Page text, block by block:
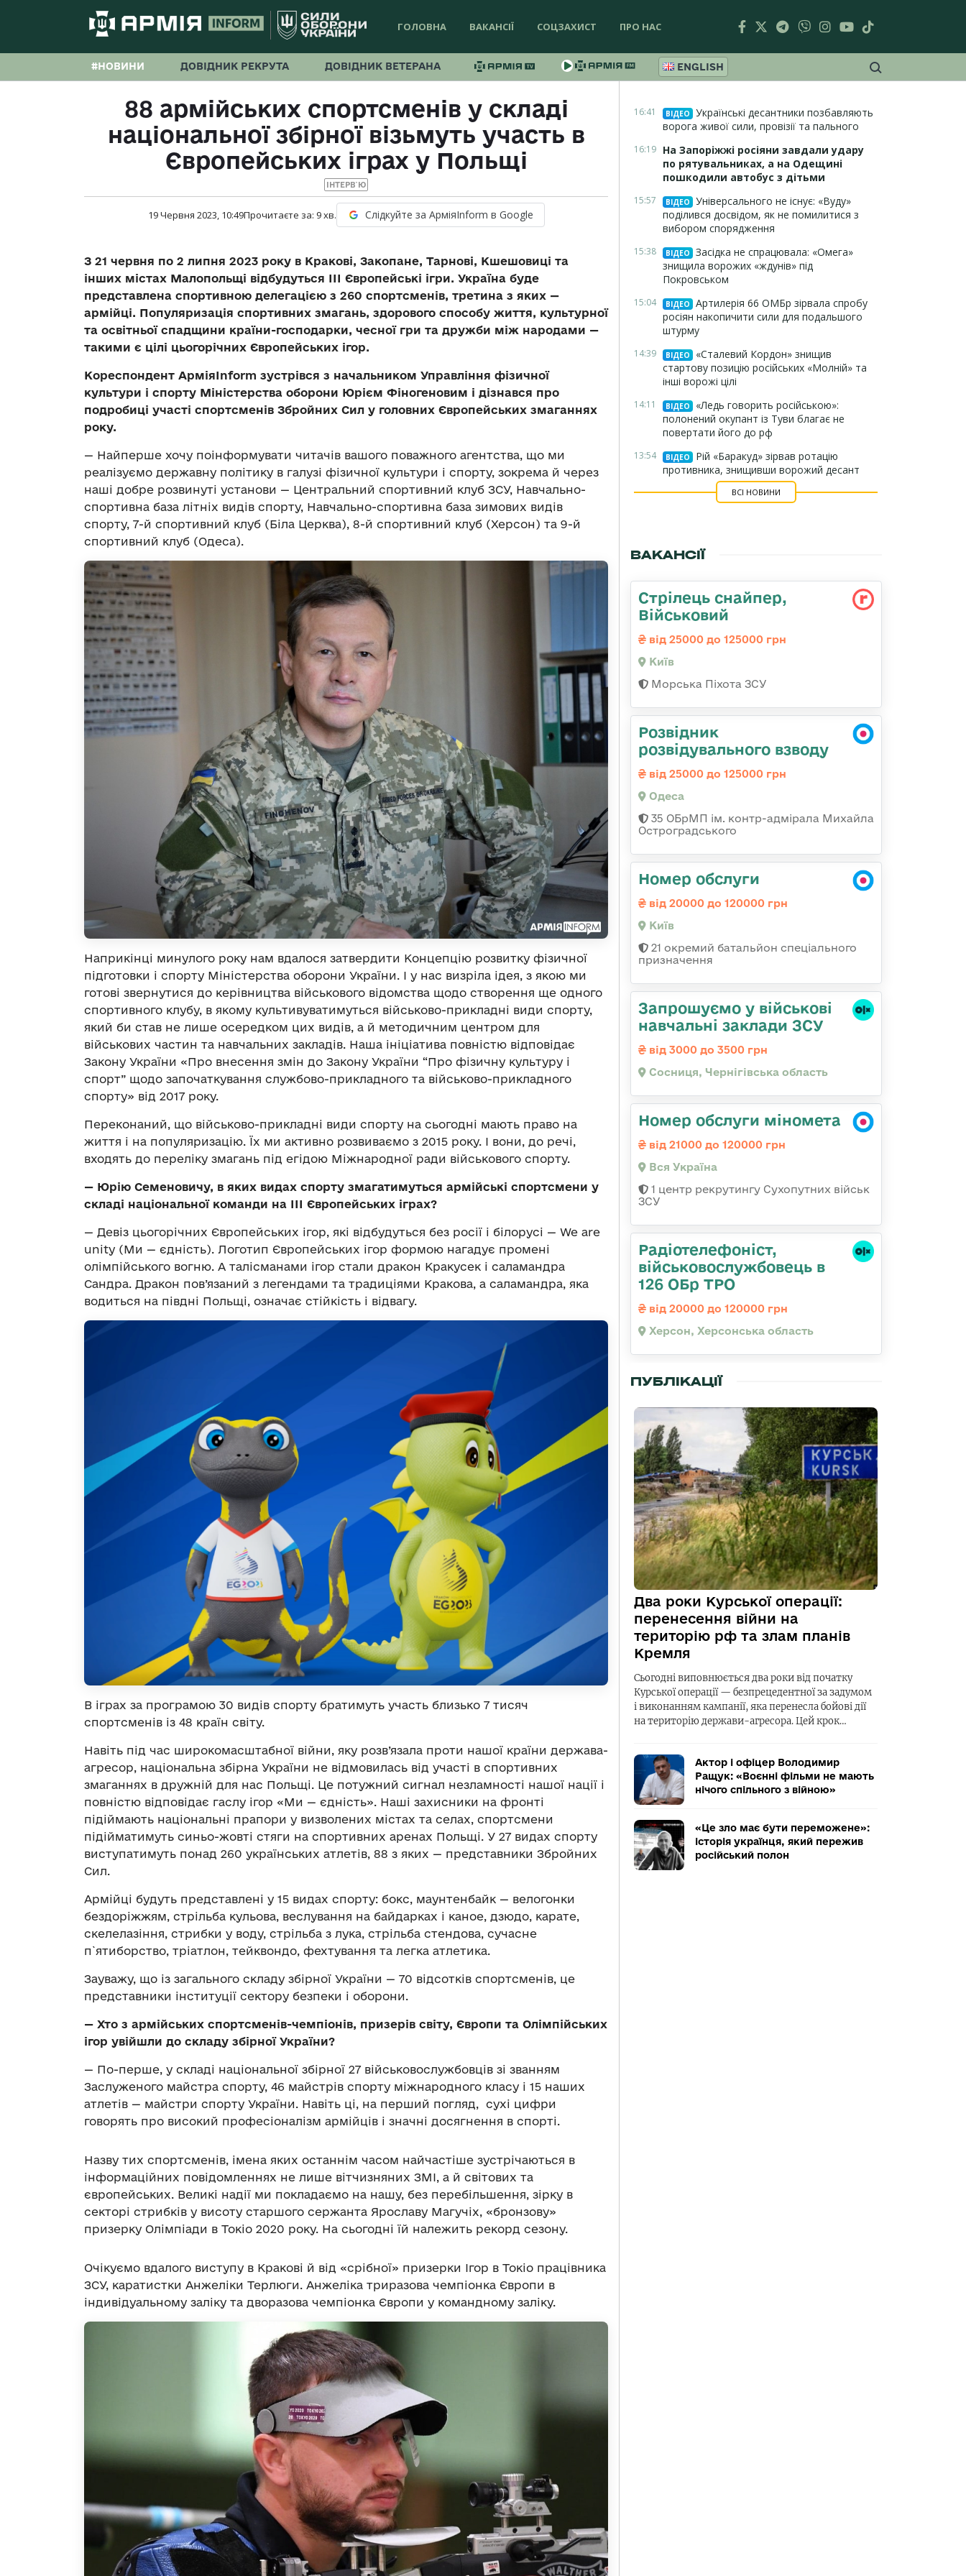
ГОЛОВНА ВАКАНСІЇ СОЦЗАХИСТ ПРО НАС
#НОВИНИ ДОВІДНИК РЕКРУТА ДОВІДНИК ВЕТЕРАНА ENGLISH
88 армійських спортсменів у складі
національної збірної візьмуть участь в
Європейських іграх у Польщі
ІНТЕРВ`Ю
19 Червня 2023, 10:49Прочитаєте за: 9хв. Слідкуйте за АрміяInform в Google
З 21 червня по 2 липня 2023 року в Кракові, Закопане, Тарнові, Кшешовиці та
інших містах Малопольщі відбудуться ІІІ Європейські ігри. Україна буде
представлена спортивною делегацією з 260 спортсменів, третина з яких —
армійці. Популяризація спортивних змагань, здорового способу життя, культурної
та освітньої спадщини країни-господарки, чесної гри та дружби між народами —
такими є цілі цьогорічних Європейських ігор.
Кореспондент АрміяInform зустрівся з начальником Управління фізичної
культури і спорту Міністерства оборони Юрієм Фіногеновим і дізнався про
подробиці участі спортсменів Збройних Сил у головних Європейських змаганнях
року.
— Найперше хочу поінформувати читачів вашого поважного агентства, що ми
реалізуємо державну політику в галузі фізичної культури і спорту, зокрема й через
наші добре розвинуті установи — Центральний спортивний клуб ЗСУ, Навчально-
спортивна база літніх видів спорту, Навчально-спортивна база зимових видів
спорту, 7-й спортивний клуб (Біла Церква), 8-й спортивний клуб (Херсон) та 9-й
спортивний клуб (Одеса).
Наприкінці минулого року нам вдалося затвердити Концепцію розвитку фізичної
підготовки і спорту Міністерства оборони України. І у нас визріла ідея, з якою ми
готові звернутися до керівництва військового відомства щодо створення ще одного
спортивного клубу, в якому культивуватимуться військово-прикладні види спорту,
який би став не лише осередком цих видів, а й методичним центром для
військових частин та навчальних закладів. Наша ініціатива повністю відповідає
Закону України «Про внесення змін до Закону України “Про фізичну культуру і
спорт” щодо започаткування службово-прикладного та військово-прикладного
спорту» від 2017 року.
Переконаний, що військово-прикладні види спорту на сьогодні мають право на
життя і на популяризацію. Їх ми активно розвиваємо з 2015 року. І вони, до речі,
входять до переліку змагань під егідою Міжнародної ради військового спорту.
— Юрію Семеновичу, в яких видах спорту змагатимуться армійські спортсмени у
складі національної команди на ІІІ Європейських іграх?
— Девіз цьогорічних Європейських ігор, які відбудуться без росії і білорусі — We are
unity (Ми — єдність). Логотип Європейських ігор формою нагадує промені
олімпійського вогню. А талісманами ігор стали дракон Кракусек і саламандра
Сандра. Дракон пов’язаний з легендами та традиціями Кракова, а саламандра, яка
водиться на півдні Польщі, означає стійкість і відвагу.
В іграх за програмою 30 видів спорту братимуть участь близько 7 тисяч
спортсменів із 48 країн світу.
Навіть під час широкомасштабної війни, яку розв’язала проти нашої країни держава-
агресор, національна збірна України не відмовилась від участі в спортивних
змаганнях в дружній для нас Польщі. Це потужний сигнал незламності нашої нації і
повністю відповідає гаслу ігор «Ми — єдність». Наші захисники на фронті
підіймають національні прапори у визволених містах та селах, спортсмени
підійматимуть синьо-жовті стяги на спортивних аренах Польщі. У 27 видах спорту
виступатимуть понад 260 українських атлетів, 88 з яких — представники Збройних
Сил.
Армійці будуть представлені у 15 видах спорту: бокс, маунтенбайк — велогонки
бездоріжжям, стрільба кульова, веслування на байдарках і каное, дзюдо, карате,
скелелазіння, стрибки у воду, стрільба з лука, стрільба стендова, сучасне
п`ятиборство, тріатлон, тейквондо, фехтування та легка атлетика.
Зауважу, що із загального складу збірної України — 70 відсотків спортсменів, це
представники інституції сектору безпеки і оборони.
— Хто з армійських спортсменів-чемпіонів, призерів світу, Європи та Олімпійських
ігор увійшли до складу збірної України?
— По-перше, у складі національної збірної 27 військовослужбовців зі званням
Заслуженого майстра спорту, 46 майстрів спорту міжнародного класу і 15 наших
атлетів — майстри спорту України. Навіть ці, на перший погляд, сухі цифри
говорять про високий професіоналізм армійців і значні досягнення в спорті.
Назву тих спортсменів, імена яких останнім часом найчастіше зустрічаються в
інформаційних повідомленнях не лише вітчизняних ЗМІ, а й світових та
європейських. Великі надії ми покладаємо на нашу, без перебільшення, зірку в
секторі стрибків у висоту старшого сержанта Ярославу Магучіх, «бронзову»
призерку Олімпіади в Токіо 2020 року. На сьогодні їй належить рекорд сезону.
Очікуємо вдалого виступу в Кракові й від «срібної» призерки Ігор в Токіо працівника
ЗСУ, каратистки Анжеліки Терлюги. Анжеліка триразова чемпіонка Європи в
індивідуальному заліку та дворазова чемпіонка Європи у командному заліку.
16:41 ВІДЕО
Українські десантники позбавляють
ворога живої сили, провізії та пального
16:19 На Запоріжжі росіяни завдали удару
по рятувальниках, а на Одещині
пошкодили автобус з дітьми
15:57 ВІДЕО
Універсального не існує: «Вуду»
поділився досвідом, як не помилитися з
вибором спорядження
15:38 ВІДЕО
Засідка не спрацювала: «Омега»
знищила ворожих «ждунів» під
Покровськом
15:04 ВІДЕО
Артилерія 66 ОМБр зірвала спробу
росіян накопичити сили для подальшого
штурму
14:39 ВІДЕО
«Сталевий Кордон» знищив
стартову позицію російських «Молній» та
інші ворожі цілі
14:11 ВІДЕО
«Ледь говорить російською»:
полонений окупант із Туви благає не
повертати його до рф
13:54 ВІДЕО
Рій «Баракуд» зірвав ротацію
противника, знищивши ворожий десант
ВСІ НОВИНИ
ВАКАНСІЇ
Стрілець снайпер,
Військовий
від 25000 до 125000 грн
Київ
Морська Піхота ЗСУ
Розвідник
розвідувального взводу
від 25000 до 125000 грн
Одеса
35 ОБрМП ім. контр-адмірала Михайла
Остроградського
Номер обслуги
від 20000 до 120000 грн
Київ
21 окремий батальйон спеціального
призначення
Запрошуємо у військові
навчальні заклади ЗСУ
від 3000 до 3500 грн
Сосниця, Чернігівська область
Номер обслуги міномета
від 21000 до 120000 грн
Вся Україна
1 центр рекрутингу Сухопутних військ
ЗСУ
Радіотелефоніст,
військовослужбовець в
126 ОБр ТРО
від 20000 до 120000 грн
Херсон, Херсонська область
ПУБЛІКАЦІЇ
Два роки Курської операції:
перенесення війни на
територію рф та злам планів
Кремля
Сьогодні виповнюється два роки від початку
Курської операції — безпрецедентної за задумом
і виконанням кампанії, яка перенесла бойові дії
на територію держави-агресора. Цей крок…
Актор і офіцер Володимир
Ращук: «Воєнні фільми не мають
нічого спільного з війною»
«Це зло має бути переможене»:
історія українця, який пережив
російський полон